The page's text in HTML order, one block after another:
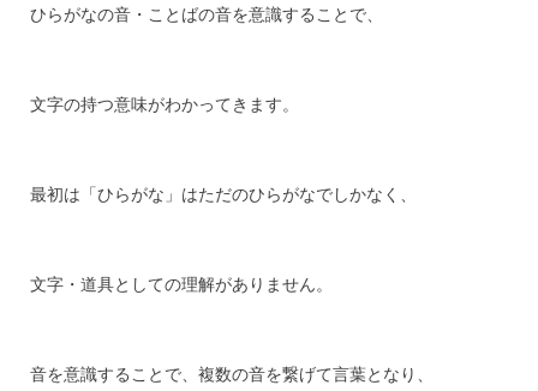
ひらがなの音・ことばの音を意識することで、
文字の持つ意味がわかってきます。
最初は「ひらがな」はただのひらがなでしかなく、
文字・道具としての理解がありません。
音を意識することで、複数の音を繋げて言葉となり、